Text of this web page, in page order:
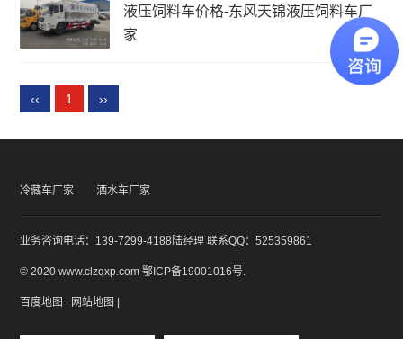
液压饲料车价格-东风天锦液压饲料车厂
家
‹‹ 1 ››
冷藏车厂家 洒水车厂家
业务咨询电话：139-7299-4188陆经理 联系QQ：525359861
© 2020 www.clzqxp.com鄂ICP备19001016号.
百度地图 网站地图